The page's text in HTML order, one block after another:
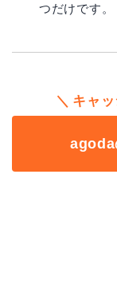
つだけです。
キャ
agoda